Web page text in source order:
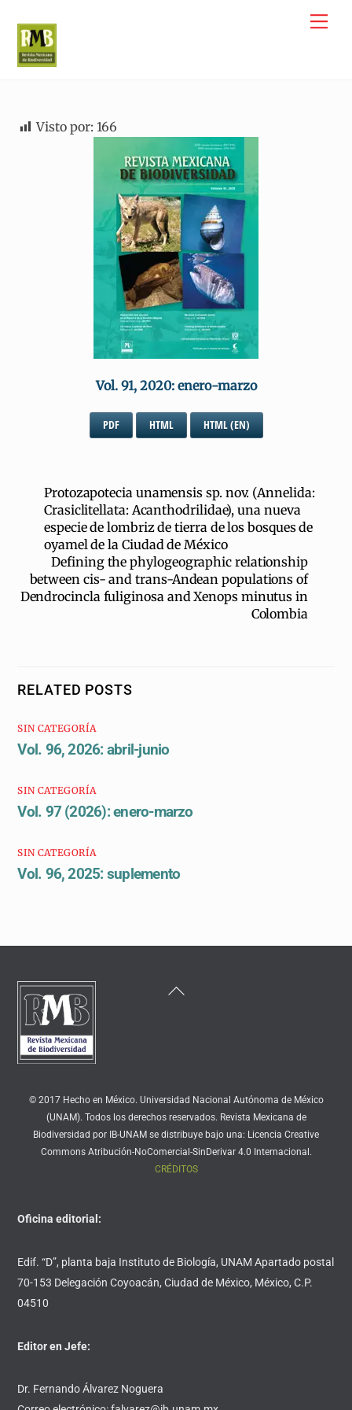
content
Visto por: 166
Vol. 91, 2020: enero-marzo
PDF HTML HTML (EN)
Protozapotecia unamensis sp. nov. (Annelida:
Crasiclitellata: Acanthodrilidae), una nueva
especie de lombriz de tierra de los bosques de
oyamel de la Ciudad de México
Defining the phylogeographic relationship
between cis- and trans-Andean populations of
Dendrocincla fuliginosa and Xenops minutus in
Colombia
RELATED POSTS
SIN CATEGORÍA
Vol. 96, 2026: abril-junio
SIN CATEGORÍA
Vol. 97 (2026): enero-marzo
SIN CATEGORÍA
Vol. 96, 2025: suplemento
Back
© 2017 Hecho en México. Universidad Nacional Autónoma de México
(UNAM). Todos los derechos reservados. Revista Mexicana de
Biodiversidad por IB-UNAM se distribuye bajo una: Licencia Creative
Commons Atribución-NoComercial-SinDerivar 4.0 Internacional.
CRÉDITOS
Oficina editorial:
Edif. “D”, planta baja Instituto de Biología, UNAM Apartado postal
70-153 Delegación Coyoacán, Ciudad de México, México, C.P.
04510
Editor en Jefe:
Dr. Fernando Álvarez Noguera